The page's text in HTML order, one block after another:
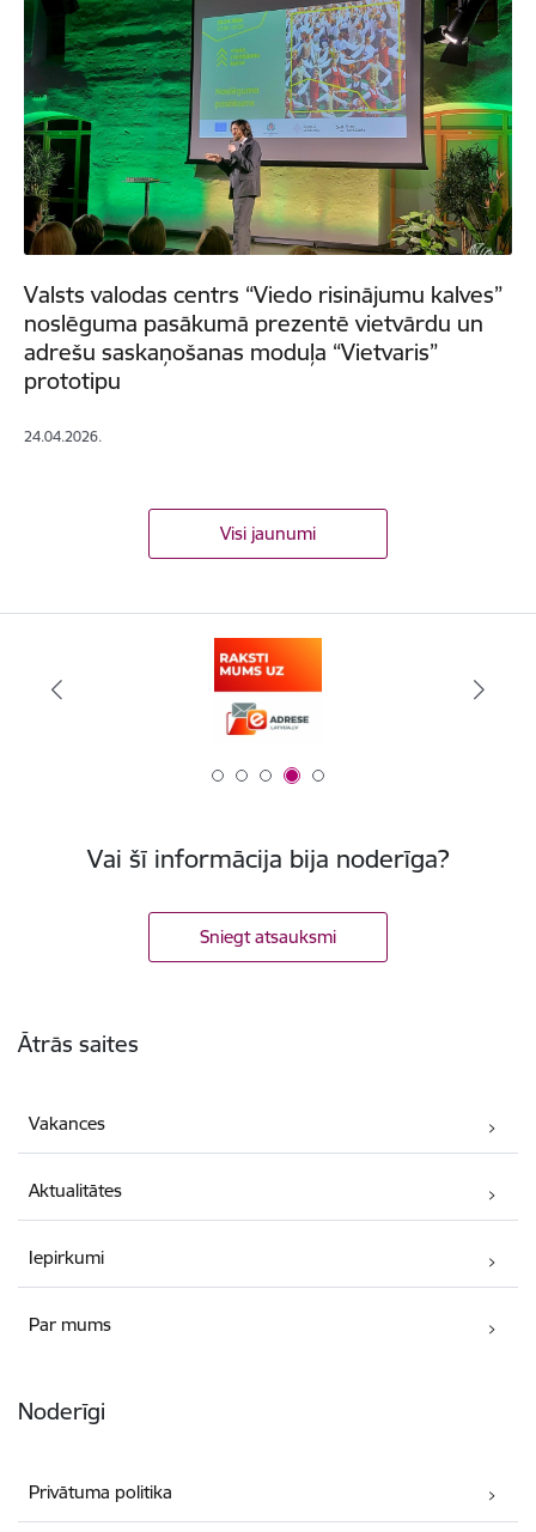
Valsts valodas centrs “Viedo risinājumu kalves”
noslēguma pasākumā prezentē vietvārdu un
adrešu saskaņošanas moduļa “Vietvaris”
prototipu
24.04.2026.
Visi jaunumi
Vai šī informācija bija noderīga?
Sniegt atsauksmi
Ātrās saites
Vakances
Aktualitātes
Iepirkumi
Par mums
Noderīgi
Privātuma politika